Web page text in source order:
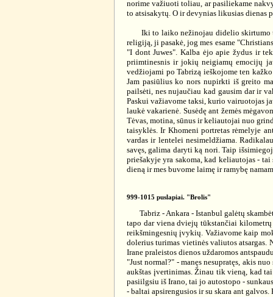
norime važiuoti toliau, ar pasiliekame
to atsisakytų. O ir devynias likusias dienas
Iki to laiko nežinojau didelio skirtumo
religiją, ji pasakė, jog mes esame
"I dont Juwes". Kalba ėjo apie žydus ir
priimtinesnis ir jokių neigiamų emocijų
vedžiojami po Tabrizą ieškojome ten
Jam pasiūlius ko nors nupirkti iš greito
pailsėti, nes nujaučiau kad gausim dar ir
Paskui važiavome taksi, kurio vairuotojas
laukė vakarienė. Susėdę ant žemės
Tėvas, motina, sūnus ir keliautojai nuo
taisyklės. Ir Khomeni portretas rėmelyje
vardas ir lentelei nesimeldžiama.
savęs, galima daryti ką nori. Taip
priešakyje yra sakoma, kad keliautojas -
dieną ir mes buvome laimę ir ramybę
999-1015 puslapiai. "Brolis"
Tabriz - Ankara - Istanbul galėtų
tapo dar viena dviejų tūkstančiai
reikšmingesnių įvykių. Važiavome kaip
dolerius turimas vietinės valiutos atsargas.
Irane praleistos dienos uždaromos
"Just normal?" - manęs nesupratęs, akis
aukštas įvertinimas. Žinau tik vieną, kad
pasiilgsiu iš Irano, tai jo autostopo -
- baltai apsirengusios ir su skara ant